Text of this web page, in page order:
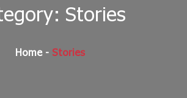
Stories
Home Stories